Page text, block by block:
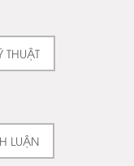
THUẬT
LUẬN